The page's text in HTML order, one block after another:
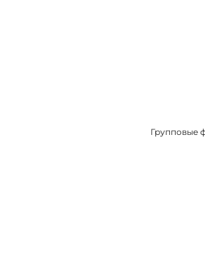
Групповые